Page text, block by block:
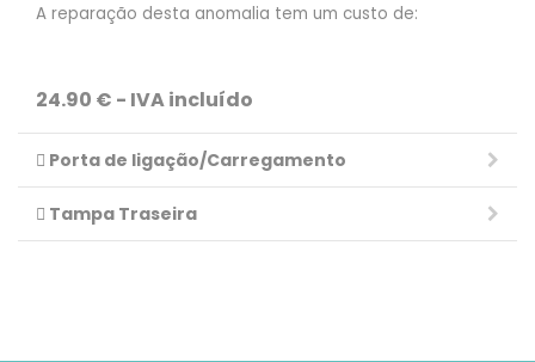
A reparação desta anomalia tem um custo de:
24.90 € - IVA incluído
Porta de ligação/Carregamento
Tampa Traseira